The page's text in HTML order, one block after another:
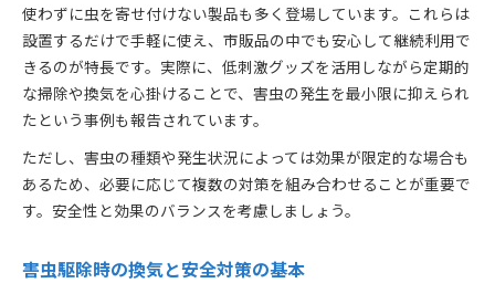
使わずに虫を寄せ付けない製品も多く登場しています。これらは
設置するだけで手軽に使え、市販品の中でも安心して継続利用で
きるのが特長です。実際に、低刺激グッズを活用しながら定期的
な掃除や換気を心掛けることで、害虫の発生を最小限に抑えられ
たという事例も報告されています。
ただし、害虫の種類や発生状況によっては効果が限定的な場合も
あるため、必要に応じて複数の対策を組み合わせることが重要で
す。安全性と効果のバランスを考慮しましょう。
害虫駆除時の換気と安全対策の基本